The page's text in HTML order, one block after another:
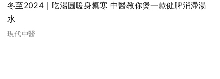
冬至2024｜吃湯圓暖身禦寒 中醫教你煲一款健脾消滯湯
水
現代中醫